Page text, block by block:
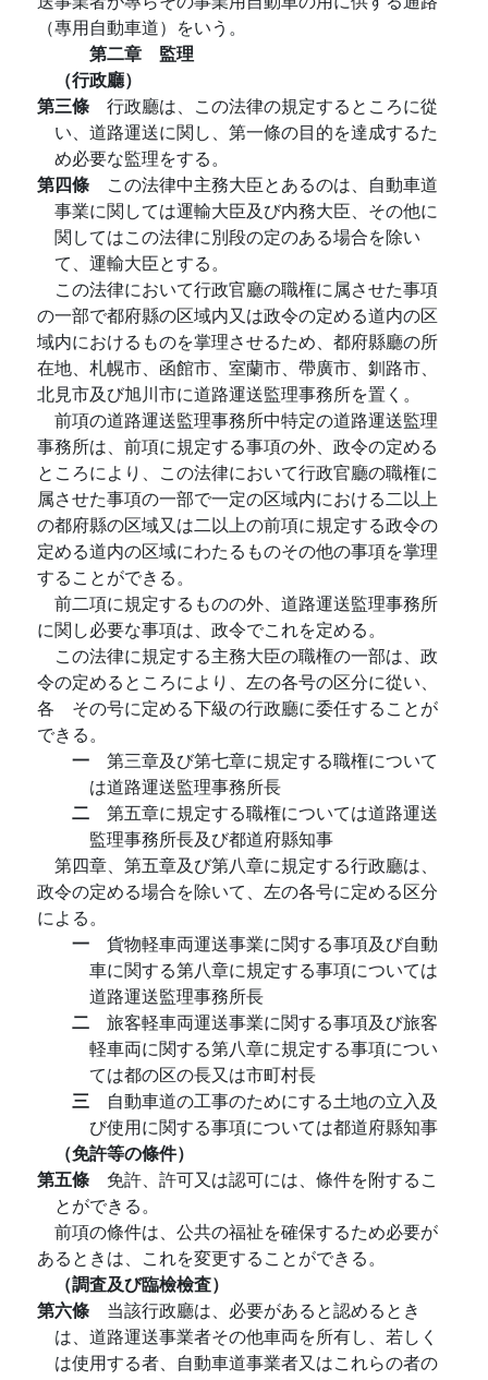
（專用自動車道）をいう。
第二章 監理
（行政廳）
第三條 行政廳は、この法律の規定するところに從
い、道路運送に関し、第一條の目的を達成するた
め必要な監理をする。
第四條 この法律中主務大臣とあるのは、自動車道
事業に関しては運輸大臣及び内務大臣、その他に
関してはこの法律に別段の定のある場合を除い
て、運輸大臣とする。
この法律において行政官廳の職権に属させた事項
の一部で都府縣の区域内又は政令の定める道内の区
域内におけるものを掌理させるため、都府縣廳の所
在地、札幌市、函館市、室蘭市、帶廣市、釧路市、
北見市及び旭川市に道路運送監理事務所を置く。
前項の道路運送監理事務所中特定の道路運送監理
事務所は、前項に規定する事項の外、政令の定める
ところにより、この法律において行政官廳の職権に
属させた事項の一部で一定の区域内における二以上
の都府縣の区域又は二以上の前項に規定する政令の
定める道内の区域にわたるものその他の事項を掌理
することができる。
前二項に規定するものの外、道路運送監理事務所
に関し必要な事項は、政令でこれを定める。
この法律に規定する主務大臣の職権の一部は、政
令の定めるところにより、左の各号の区分に從い、
各ゝその号に定める下級の行政廳に委任することが
できる。
一 第三章及び第七章に規定する職権について
は道路運送監理事務所長
二 第五章に規定する職権については道路運送
監理事務所長及び都道府縣知事
第四章、第五章及び第八章に規定する行政廳は、
政令の定める場合を除いて、左の各号に定める区分
による。
一 貨物軽車両運送事業に関する事項及び自動
車に関する第八章に規定する事項については
道路運送監理事務所長
二 旅客軽車両運送事業に関する事項及び旅客
軽車両に関する第八章に規定する事項につい
ては都の区の長又は市町村長
三 自動車道の工事のためにする土地の立入及
び使用に関する事項については都道府縣知事
（免許等の條件）
第五條 免許、許可又は認可には、條件を附するこ
とができる。
前項の條件は、公共の福祉を確保するため必要が
あるときは、これを変更することができる。
（調査及び臨檢檢査）
第六條 当該行政廳は、必要があると認めるとき
は、道路運送事業者その他車両を所有し、若しく
は使用する者、自動車道事業者又はこれらの者の